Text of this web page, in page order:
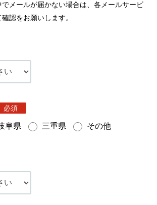
でメールが届かない場合は、各メールサービ
認をお願いします。
必須
阜県 三重県 その他